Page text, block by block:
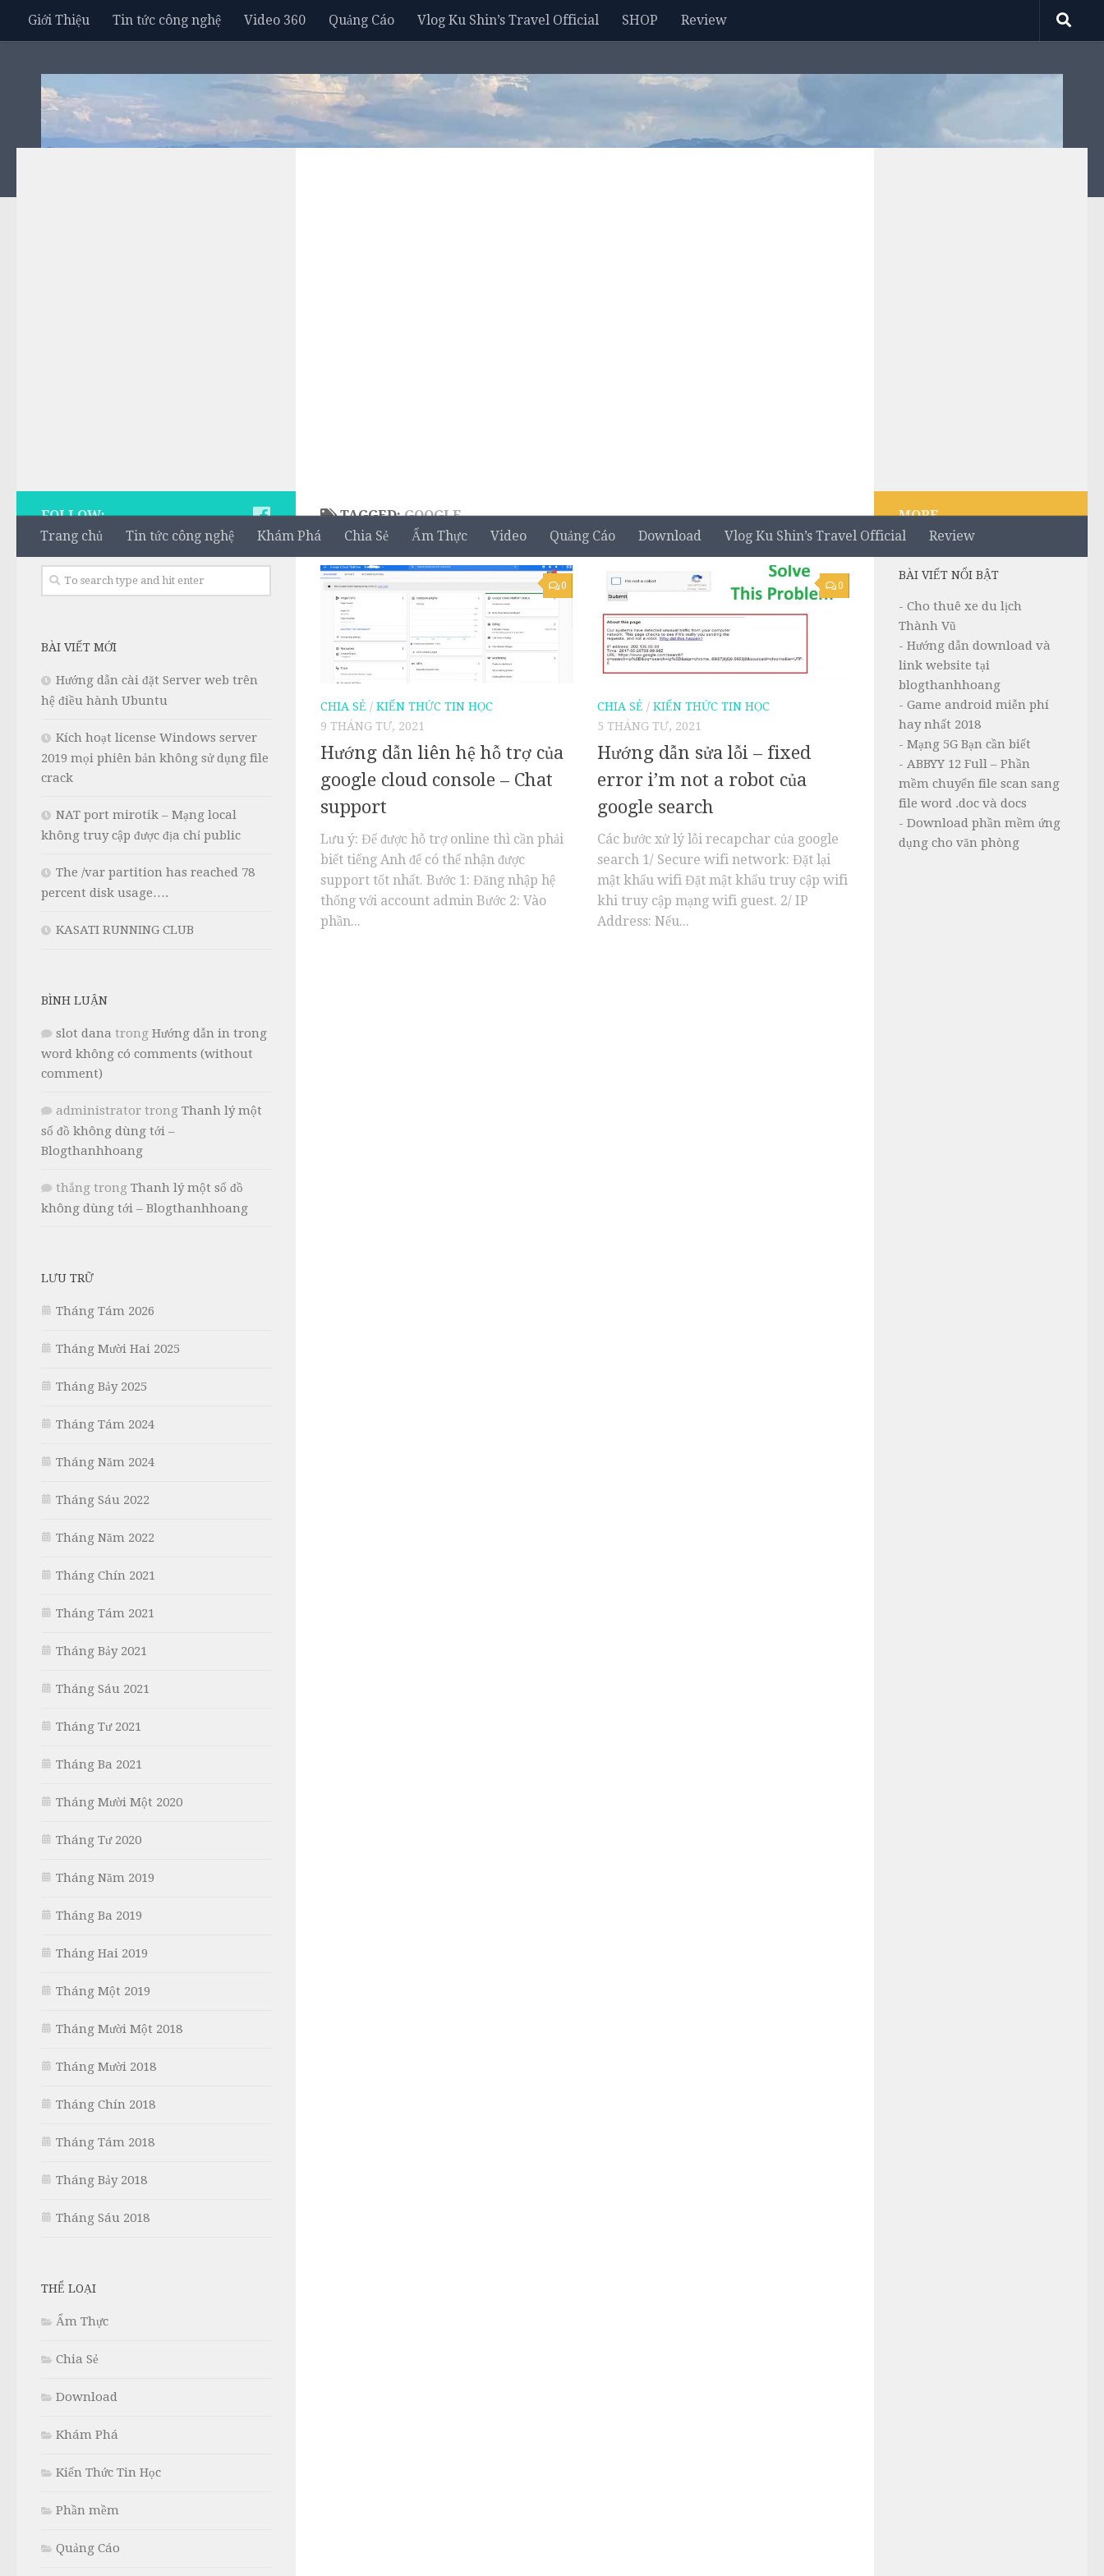
Giới Thiệu Tin tức công nghệ Video 360 Quảng Cáo Vlog Ku Shin’s Travel Official SHOP Review
Trang chủ Tin tức công nghệ Khám Phá Chia Sẻ Ẩm Thực Video Quảng Cáo Download Vlog Ku Shin’s Travel Official Review
TAGGED:GOOGLE
0
CHIA SẺ / KIẾN THỨC TIN HỌC
9 THÁNG TƯ, 2021
Hướng dẫn liên hệ hỗ trợ của
google cloud console – Chat
support
Lưu ý: Để được hỗ trợ online thì cần phải
biết tiếng Anh để có thể nhận được
support tốt nhất. Bước 1: Đăng nhập hệ
thống với account admin Bước 2: Vào
phần...
0
CHIA SẺ / KIẾN THỨC TIN HỌC
5 THÁNG TƯ, 2021
Hướng dẫn sửa lỗi – fixed
error i’m not a robot của
google search
Các bước xử lý lỗi recapchar của google
search 1/ Secure wifi network: Đặt lại
mật khẩu wifi Đặt mật khẩu truy cập wifi
khi truy cập mạng wifi guest. 2/ IP
Address: Nếu...
FOLLOW:
BÀI VIẾT MỚI
Hướng dẫn cài đặt Server web trên
hệ điều hành Ubuntu
Kích hoạt license Windows server
2019 mọi phiên bản không sử dụng file
crack
NAT port mirotik – Mạng local
không truy cập được địa chỉ public
The /var partition has reached 78
percent disk usage….
KASATI RUNNING CLUB
BÌNH LUẬN
slot dana trong Hướng dẫn in trong
word không có comments (without
comment)
administrator trong Thanh lý một
số đồ không dùng tới –
Blogthanhhoang
thắng trong Thanh lý một số đồ
không dùng tới – Blogthanhhoang
LƯU TRỮ
Tháng Tám 2026
Tháng Mười Hai 2025
Tháng Bảy 2025
Tháng Tám 2024
Tháng Năm 2024
Tháng Sáu 2022
Tháng Năm 2022
Tháng Chín 2021
Tháng Tám 2021
Tháng Bảy 2021
Tháng Sáu 2021
Tháng Tư 2021
Tháng Ba 2021
Tháng Mười Một 2020
Tháng Tư 2020
Tháng Năm 2019
Tháng Ba 2019
Tháng Hai 2019
Tháng Một 2019
Tháng Mười Một 2018
Tháng Mười 2018
Tháng Chín 2018
Tháng Tám 2018
Tháng Bảy 2018
Tháng Sáu 2018
THỂ LOẠI
Ẩm Thực
Chia Sẻ
Download
Khám Phá
Kiến Thức Tin Học
Phần mềm
Quảng Cáo
MORE
BÀI VIẾT NỔI BẬT
- Cho thuê xe du lịch
Thành Vũ
- Hướng dẫn download và
link website tại
blogthanhhoang
- Game android miễn phí
hay nhất 2018
- Mạng 5G Bạn cần biết
- ABBYY 12 Full – Phần
mềm chuyển file scan sang
file word .doc và docs
- Download phần mềm ứng
dụng cho văn phòng